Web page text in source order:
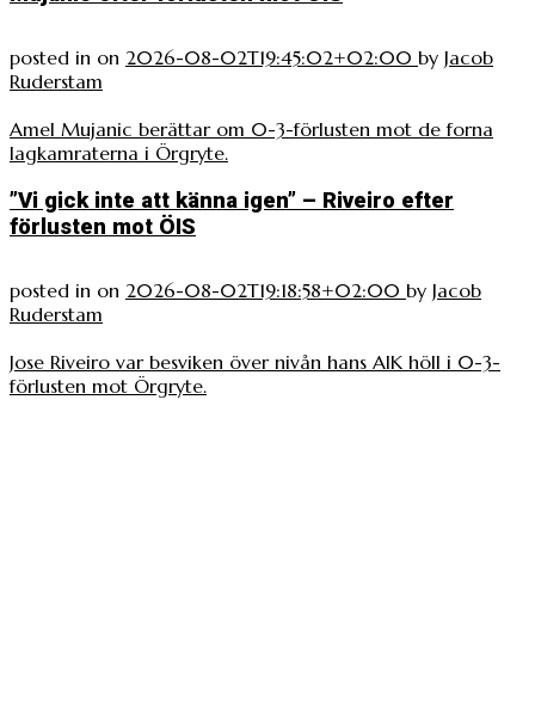
posted in on 2026-08-02T19:45:02+02:00 by Jacob
Ruderstam
Amel Mujanic berättar om 0-3-förlusten mot de forna
lagkamraterna i Örgryte.
”Vi gick inte att känna igen” – Riveiro efter
förlusten mot ÖIS
posted in on 2026-08-02T19:18:58+02:00 by Jacob
Ruderstam
Jose Riveiro var besviken över nivån hans AIK höll i 0-3-
förlusten mot Örgryte.